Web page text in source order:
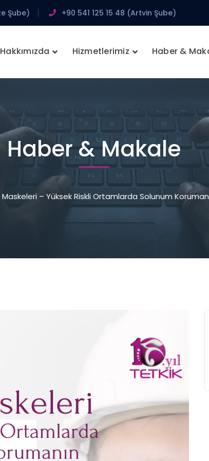
Şube) +90 541 125 15 48 (Artvin Şube)
Hakkımızda Hizmetlerimiz Haber &
Haber & Makale
Maskeleri – Yüksek Riskli Ortamlarda Solunum